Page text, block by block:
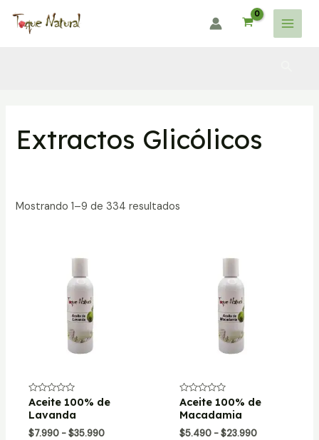
Main
Extractos Glicólicos
Mostrando 1–9 de 334 resultados
Valorado
con
0
5
Aceite 100% de
Lavanda
$7.990 -$35.990Rango
Valorado
con
0
5
Aceite 100% de
Macadamia
$5.490 - $23.990Rango